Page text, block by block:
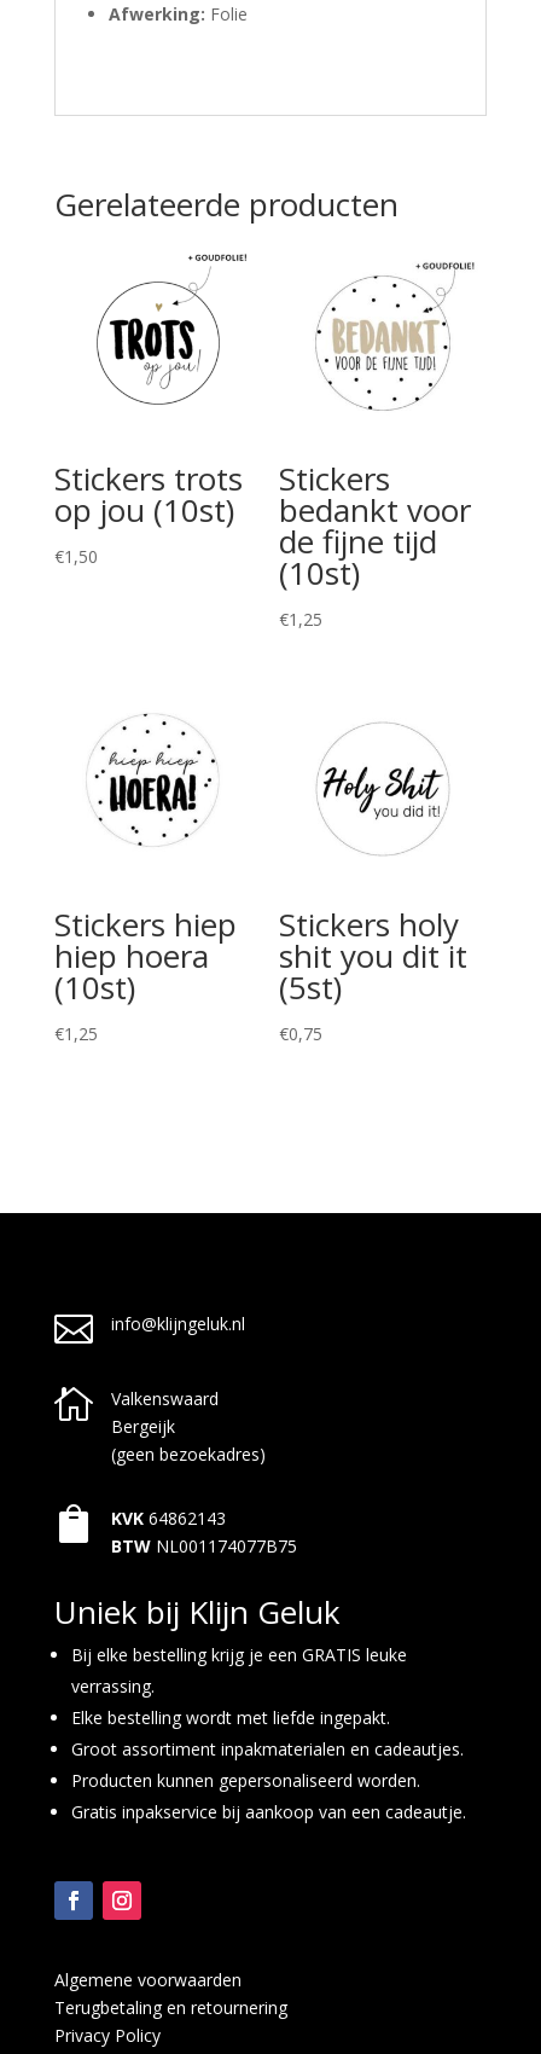
Afwerking: Folie
Gerelateerde producten
Stickers trots
op jou (10st)
€1,50
Stickers
bedankt voor
de fijne tijd
(10st)
€1,25
Stickers hiep
hiep hoera
(10st)
€1,25
Stickers holy
shit you dit it
(5st)
€0,75
 info@klijngeluk.nl

Valkenswaard
Bergeijk
(geen bezoekadres)
 KVK 64862143
BTW NL001174077B75
Uniek bij Klijn Geluk
Bij elke bestelling krijg je een GRATIS leuke
verrassing.
Elke bestelling wordt met liefde ingepakt.
Groot assortiment inpakmaterialen en cadeautjes.
Producten kunnen gepersonaliseerd worden.
Gratis inpakservice bij aankoop van een cadeautje.
Algemene voorwaarden
Terugbetaling en retournering
Privacy Policy